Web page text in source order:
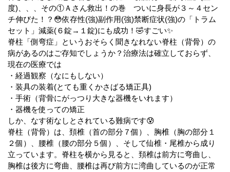
度)、、、その①Ａさん救出！の巻 ついに身長が３～４セン
チ伸びた！？😳依存性(強)副作用(強)禁断症状(強)の「トラム
セット」減薬(６錠→１錠)にも成功！🤣すごい✨
脊柱「側弯症」というおそらく聞きなれない脊柱（背骨）の
病があるのはご存知でしょうか？治療法は確立しておらず、
現在の医療では
・経過観察（なにもしない）
・装具の装着(とても重くかさばる矯正具)
・手術（背骨にがっつり大きな器機をいれます）
・器機を使っての矯正
しか、なす術なしとされている難病です😰
脊柱（背骨）は、頚椎（首の部分７個）、胸椎（胸の部分１
２個）、腰椎（腰の部分５個）、そして仙椎・尾椎から成り
立っています。脊柱を横から見ると、頚椎は前方に弯曲し、
胸椎は後方に弯曲、腰椎は再び前方に湾曲しているのが正常